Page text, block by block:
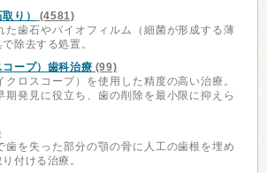
り）
(4581)
た歯石やバイオフィルム（細菌が形成する薄
除去する処置。
ープ）歯科治療 (99)
ロスコープ）を使用した精度の高い治療。
期発見に役立ち、歯の削除を最小限に抑えら
歯を失った部分の顎の骨に人工の歯根を埋め
付ける治療。